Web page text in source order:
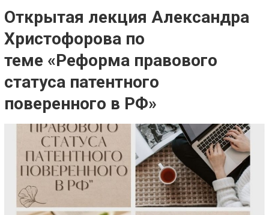
Открытая лекция Александра
Христофорова по
теме «Реформа правового
статуса патентного
поверенного в РФ»